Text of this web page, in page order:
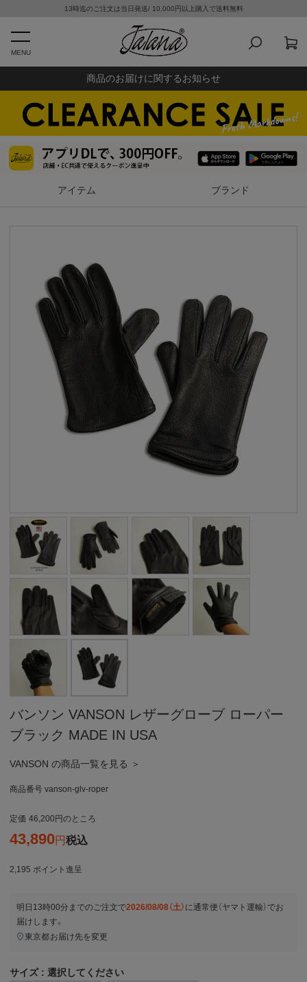
13時迄のご注文は当日発送/ 10,000円以上購入で送料無料
MENU
商品のお届けに関するお知らせ
アイテム ブランド
バンソン VANSON レザーグローブ ローパー
ブラック MADE IN USA
VANSON の商品一覧を見る ＞
商品番号 vanson-glv-roper
定価 46,200 のところ
43,890 税込
2,195 ポイント進呈
明日 13時00分 までのご注文で2026/08/08（土） に通常便（ヤマト運輸） でお
届けします。
東京都お届け先を変更
サイズ 選択してください